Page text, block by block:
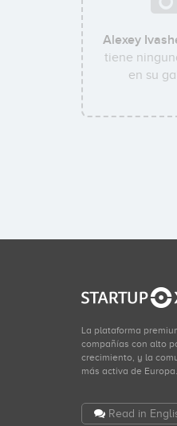
Alexey
tiene
en su
La plataforma
compañías con alto
crecimiento, y la
más activa de Europa.
Read in